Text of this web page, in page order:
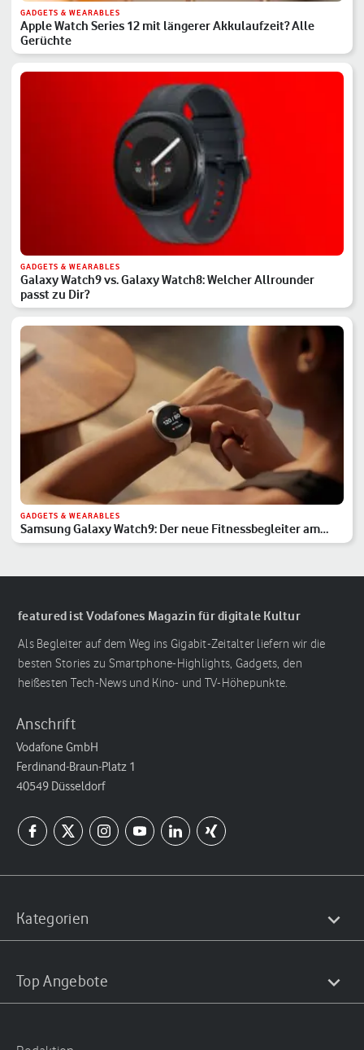
GADGETS & WEARABLES
Apple Watch Series 12 mit längerer Akkulaufzeit? Alle
Gerüchte
GADGETS & WEARABLES
Galaxy Watch9 vs. Galaxy Watch8: Welcher Allrounder
passt zu Dir?
GADGETS & WEARABLES
Samsung Galaxy Watch9: Der neue Fitnessbegleiter am
Handgelenk
featured ist Vodafones Magazin für digitale Kultur
Als Begleiter auf dem Weg ins Gigabit-Zeitalter liefern wir die
besten Stories zu Smartphone-Highlights, Gadgets, den
heißesten Tech-News und Kino- und TV-Höhepunkte.
Anschrift
Vodafone GmbH
Ferdinand-Braun-Platz 1
40549 Düsseldorf
Kategorien
Top Angebote